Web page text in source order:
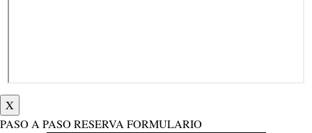
X
PASO A PASO RESERVA FORMULARIO